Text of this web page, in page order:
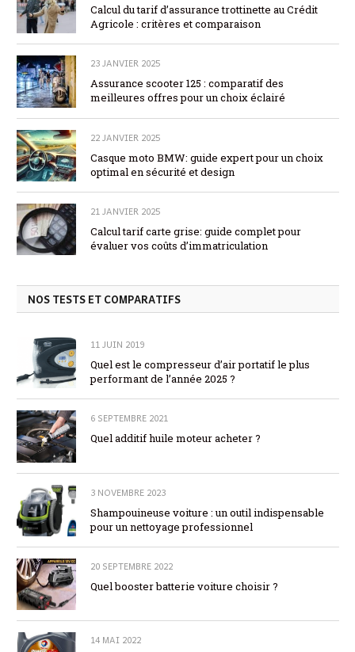
Calcul du tarif d’assurance trottinette au Crédit
Agricole : critères et comparaison
23 JANVIER 2025
Assurance scooter 125 : comparatif des
meilleures offres pour un choix éclairé
22 JANVIER 2025
Casque moto BMW: guide expert pour un choix
optimal en sécurité et design
21 JANVIER 2025
Calcul tarif carte grise: guide complet pour
évaluer vos coûts d’immatriculation
NOS TESTS ET COMPARATIFS
11 JUIN 2019
Quel est le compresseur d’air portatif le plus
performant de l’année 2025 ?
6 SEPTEMBRE 2021
Quel additif huile moteur acheter ?
3 NOVEMBRE 2023
Shampouineuse voiture : un outil indispensable
pour un nettoyage professionnel
20 SEPTEMBRE 2022
Quel booster batterie voiture choisir ?
14 MAI 2022